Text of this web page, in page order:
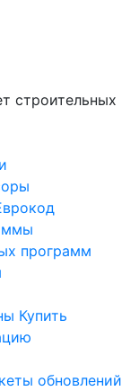
строительных
программ
Купить
обновлений